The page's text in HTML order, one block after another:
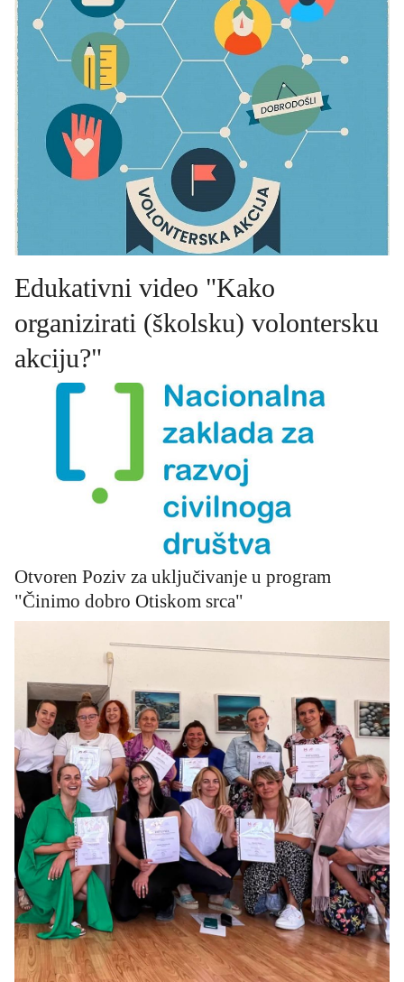
Edukativni video "Kako
organizirati (školsku) volontersku
akciju?"
Otvoren Poziv za uključivanje u program
"Činimo dobro Otiskom srca"